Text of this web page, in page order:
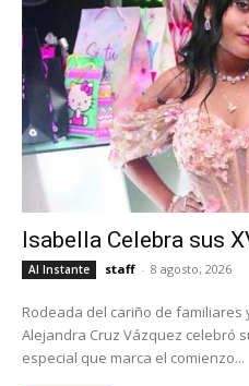
Isabella Celebra sus
Al Instante staff - 8 agosto, 2026
Rodeada del cariño de
Alejandra Cruz Vázquez celebró
especial que marca el comienzo...